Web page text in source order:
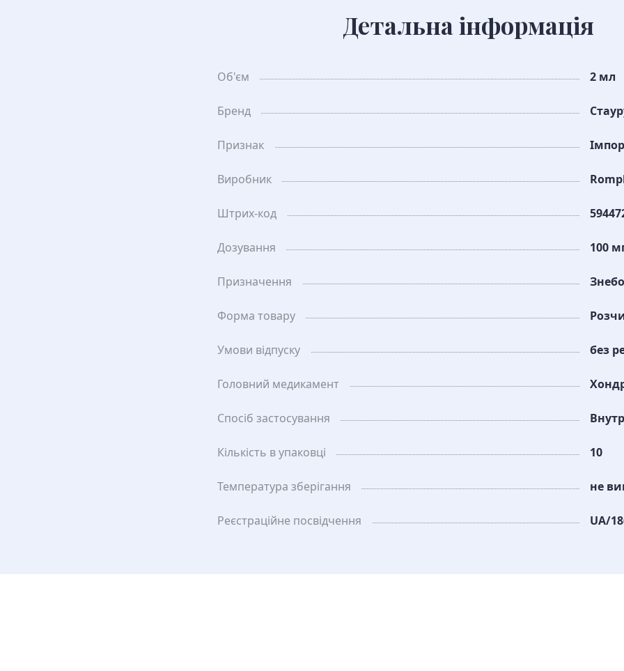
Детальна інформація
Об'єм 2 мл
Бренд
Признак
Виробник
Штрих-код
Дозування 100
Призначення
Форма товару
Умови відпуску без
Головний медикамент
Спосіб застосування
Кількість в упаковці 10
Температура зберiгання не
Реєстраційне посвідчення UA/